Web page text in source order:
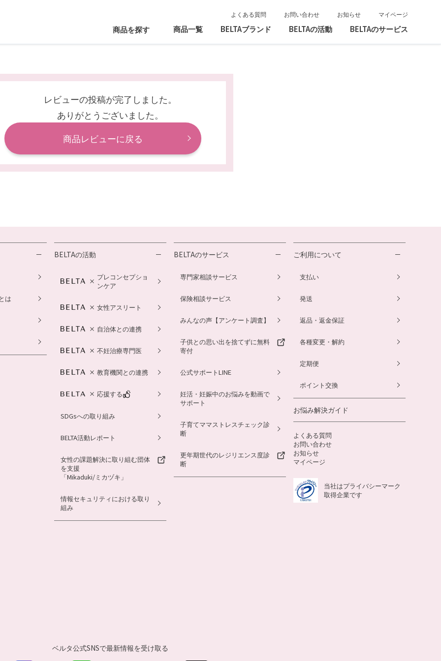
商品を探す
よくある質問 お問い合わせ お知らせ マイページ
商品一覧 BELTAブランド BELTAの活動 BELTAのサービス
レビューの投稿が完了しました。
ありがとうございました。
商品レビューに戻る
は
BELTAの活動
プレコンセプショ
ンケア
女性アスリート
自治体との連携
不妊治療専門医
教育機関との連携
応援する
SDGsへの取り組み
BELTA活動レポート
女性の課題解決に取り組む団体
を支援
「Mikaduki/ミカヅキ」
情報セキュリティにおける取り
組み
BELTAのサービス
専門家相談サービス
保険相談サービス
みんなの声【アンケート調査】
子供との思い出を捨てずに無料
寄付
公式サポートLINE
妊活・妊娠中のお悩みを動画で
サポート
子育てママストレスチェック診
断
更年期世代のレジリエンス度診
断
ご利用について
支払い
発送
返品・返金保証
各種変更・解約
定期便
ポイント交換
お悩み解決ガイド
よくある質問
お問い合わせ
お知らせ
マイページ
当社はプライバシーマーク
取得企業です
ベルタ公式SNSで最新情報を受け取る